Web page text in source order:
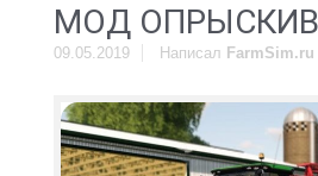
MOД
09.05.2019 Написал FarmSim.ru